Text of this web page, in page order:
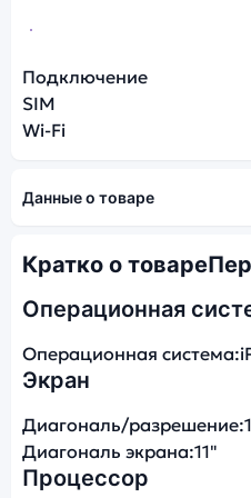
Подключение
SIM
Wi-Fi
Данные о товаре
Кратко о товаре
Операционная
Операционная система:
Экран
Диагональ/разрешение:
Диагональ экрана:11"
Процессор